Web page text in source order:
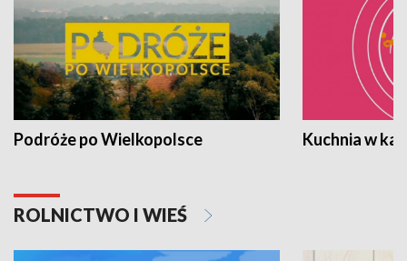
Podróże po Wielkopolsce Kuchnia w
ROLNICTWO I WIEŚ